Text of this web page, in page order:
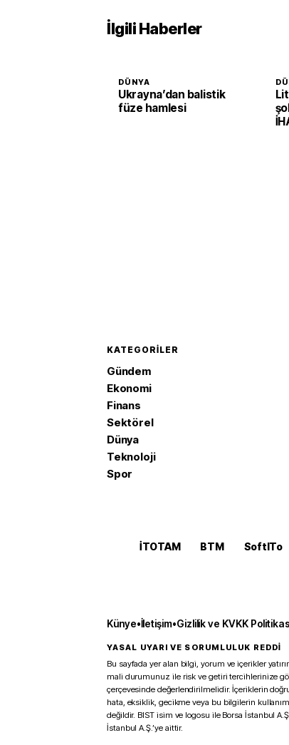
İlgili Haberler
DÜNYA
Ukrayna’dan balistik
füze hamlesi
KATEGORILER
Gündem
Ekonomi
Finans
Sektörel
Dünya
Teknoloji
Spor
İTOTAM BTM SoftITo
Künye•İletişim•Gizlilik ve KVKK
YASAL UYARI VE SORUMLULUK REDDİ
Bu sayfada yer alan bilgi, yorum ve içerikler
mali durumunuz ile risk ve getiri tercihlerinize
çerçevesinde değerlendirilmelidir. İçeriklerin
hata, eksiklik, gecikme veya bu bilgilerin
değildir. BIST isim ve logosu ile Borsa İstanbul
İstanbul A.Ş.’ye aittir.